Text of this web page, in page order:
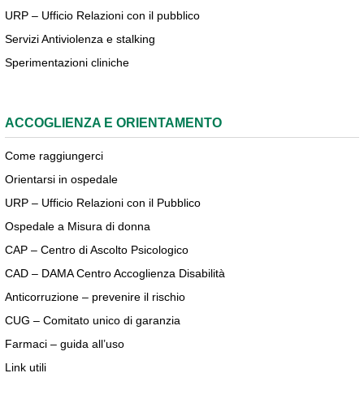
URP – Ufficio Relazioni con il pubblico
Servizi Antiviolenza e stalking
Sperimentazioni cliniche
ACCOGLIENZA E ORIENTAMENTO
Come raggiungerci
Orientarsi in ospedale
URP – Ufficio Relazioni con il Pubblico
Ospedale a Misura di donna
CAP – Centro di Ascolto Psicologico
CAD – DAMA Centro Accoglienza Disabilità
Anticorruzione – prevenire il rischio
CUG – Comitato unico di garanzia
Farmaci – guida all’uso
Link utili